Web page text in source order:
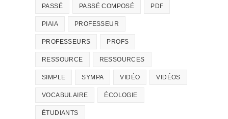
PASSÉ PASSÉ COMPOSÉ PDF
PIAIA PROFESSEUR
PROFESSEURS PROFS
RESSOURCE RESSOURCES
SIMPLE SYMPA VIDÉO VIDÉOS
VOCABULAIRE ÉCOLOGIE
ÉTUDIANTS